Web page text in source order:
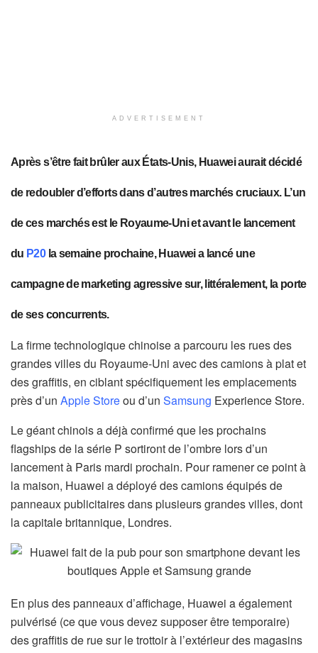
ADVERTISEMENT
Après s’être fait brûler aux États-Unis, Huawei aurait décidé
de redoubler d’efforts dans d’autres marchés cruciaux. L’un
de ces marchés est le Royaume-Uni et avant le lancement
du P20la semaine prochaine, Huawei a lancé une
campagne de marketing agressive sur, littéralement, la porte
de ses concurrents.
La firme technologique chinoise a parcouru les rues des
grandes villes du Royaume-Uni avec des camions à plat et
des graffitis, en ciblant spécifiquement les emplacements
près d’un Apple Storeou d’un Samsung Experience Store.
Le géant chinois a déjà confirmé que les prochains
flagships de la série P sortiront de l’ombre lors d’un
lancement à Paris mardi prochain. Pour ramener ce point à
la maison, Huawei a déployé des camions équipés de
panneaux publicitaires dans plusieurs grandes villes, dont
la capitale britannique, Londres.
En plus des panneaux d’affichage, Huawei a également
pulvérisé (ce que vous devez supposer être temporaire)
des graffitis de rue sur le trottoir à l’extérieur des magasins